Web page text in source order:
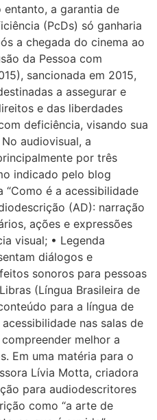
a garantia de
(PcDs) só ganharia
a chegada do cinema ao
da Pessoa com
sancionada em 2015,
a assegurar e
e das liberdades
deficiência, visando sua
audiovisual, a
por três
indicado pelo blog
“Como é a acessibilidade
(AD): narração
ações e expressões
visual; • Legenda
diálogos e
sonoros para pessoas
(Língua Brasileira de
para a língua de
nas salas de
melhor a
Em uma matéria para o
Lívia Motta, criadora
para audiodescritores
como “a arte de